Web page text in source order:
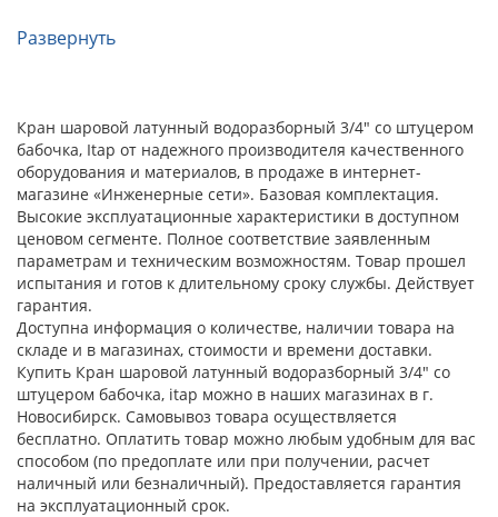
Развернуть
Кран шаровой латунный водоразборный 3/4" со штуцером
бабочка, Itap от надежного производителя качественного
оборудования и материалов, в продаже в интернет-
магазине «Инженерные сети». Базовая комплектация.
Высокие эксплуатационные характеристики в доступном
ценовом сегменте. Полное соответствие заявленным
параметрам и техническим возможностям. Товар прошел
испытания и готов к длительному сроку службы. Действует
гарантия.
Доступна информация о количестве, наличии товара на
складе и в магазинах, стоимости и времени доставки.
Купить Кран шаровой латунный водоразборный 3/4" со
штуцером бабочка, itap можно в наших магазинах в г.
Новосибирск. Самовывоз товара осуществляется
бесплатно. Оплатить товар можно любым удобным для вас
способом (по предоплате или при получении, расчет
наличный или безналичный). Предоставляется гарантия
на эксплуатационный срок.